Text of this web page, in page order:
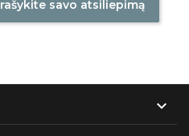
savo atsiliepimą
